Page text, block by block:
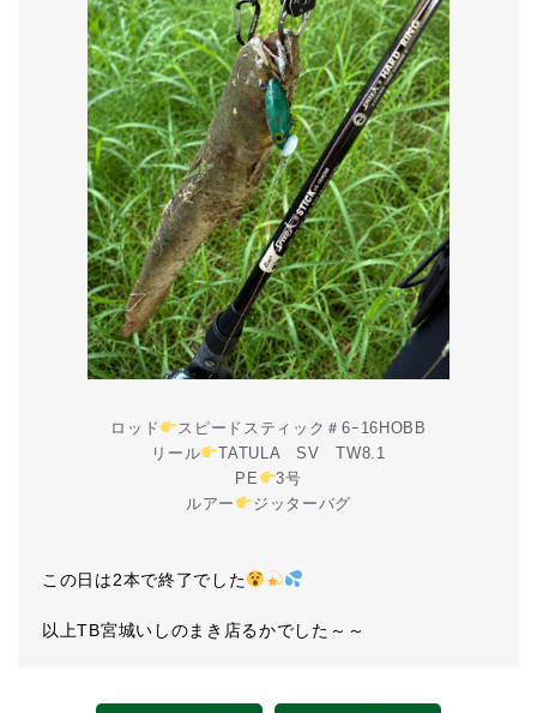
ロッド
スピードスティック＃6ｰ16HOBB
リール
TATULA SV TW8.1
PE
3号
ルアー
ジッターバグ
この日は2本で終了でした
以上TB宮城いしのまき店るかでした～～